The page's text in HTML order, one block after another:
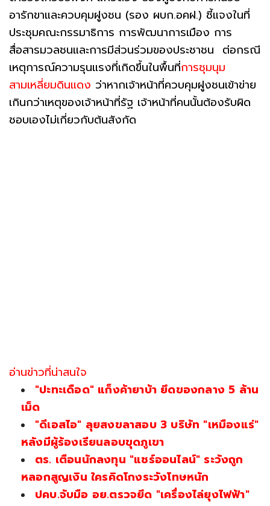
อารักขาและควบคุมฝูงชน (รอง ผบก.อคฝ.) ชี้แจงในที่
ประชุมคณะกรรมาธิการ การพัฒนาการเมือง การ
สื่อสารมวลชนและการมีส่วนร่วมของประชาชน ต่อกรณี
เหตุการณ์ความรุนแรงที่เกิดขึ้นในพื้นที่การชุมนุม
สามเหลี่ยมดินแดง ว่าหากเจ้าหน้าที่ควบคุมฝูงชนเข้าข่าย
เกินกว่าเหตุของเจ้าหน้าที่รัฐ เจ้าหน้าที่คนนั้นต้องรับผิด
ชอบเองไม่เกี่ยวกับต้นสังกัด
อ่านข่าวที่น่าสนใจ
"ปะทะเดือด" แก็งค้ายาบ้า ยึดของกลาง 5 ล้าน
เม็ด
"ดีเอสไอ" ลุยสงขลาสอบ 3 บริษัท "เหมืองแร่"
หลังมีผู้ร้องเรียนลอบขุดภูเขา
ตร. เตือนนักลงทุน "แชร์ออนไลน์" ระวังถูก
หลอกสูญเงิน ใครคิดโกงระวังโทษหนัก
ปคบ.จับมือ อย.ตรวจยึด "เครื่องไล่ยุงไฟฟ้า"